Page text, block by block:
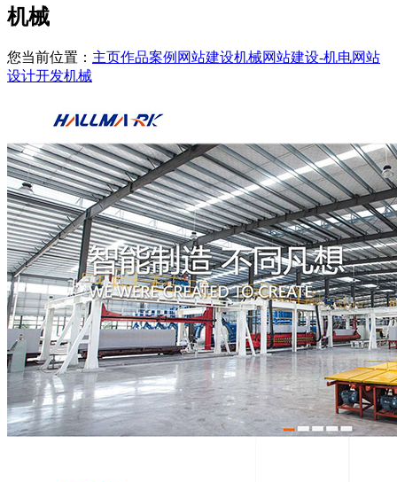
机械
您当前位置： 主页作品案例 网站建设机械网站建设-机电网站
设计开发机械